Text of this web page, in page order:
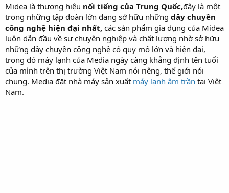
Midea là thương hiệu nổi tiếng của Trung Quốc,đây là một
trong những tập đoàn lớn đang sở hữu những dây chuyền
công nghệ hiện đại nhất, các sản phẩm gia dụng của Midea
luôn dẫn đầu về sự chuyên nghiệp và chất lượng nhờ sở hữu
những dây chuyền công nghệ có quy mô lớn và hiện đại,
trong đó máy lạnh của Media ngày càng khẳng định tên tuổi
của mình trên thị trường Việt Nam nói riêng, thế giới nói
chung. Media đặt nhà máy sản xuất máy lạnh âm trần tại Việt
Nam.